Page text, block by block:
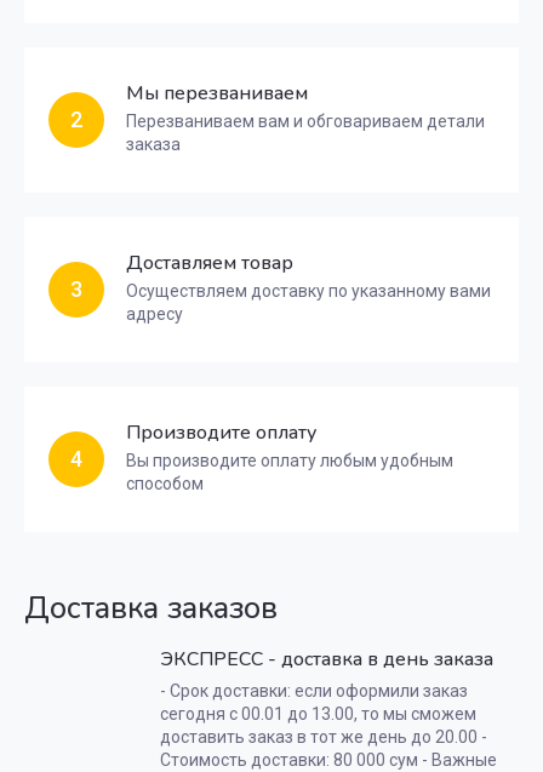
2
Мы перезваниваем
Перезваниваем вам и обговариваем детали
заказа
3
Доставляем товар
Осуществляем доставку по указанному вами
адресу
4
Производите оплату
Вы производите оплату любым удобным
способом
Доставка заказов
ЭКСПРЕСС - доставка в день заказа
- Срок доставки: если оформили заказ
сегодня с 00.01 до 13.00, то мы сможем
доставить заказ в тот же день до 20.00 -
Стоимость доставки: 80 000 сум - Важные